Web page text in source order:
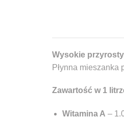
Wysokie
Płynna mieszanka
Zawartość w 1
Witamina A –